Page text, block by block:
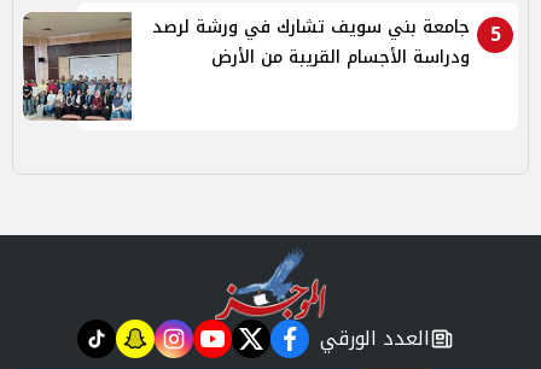
5
جامعة بني سويف تشارك في ورشة لرصد
ودراسة الأجسام القريبة من الأرض
newspaper
العدد الورقي facebook
twitter
youtube
instagram
snapchat
tiktok